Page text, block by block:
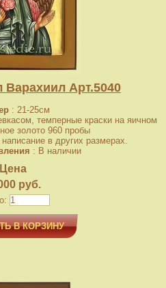
Варахиил Арт.5040
: 21-25см
темперные краски на яичном
золото 960 пробы
в других размерах.
: В наличии
Цена
руб.
В КОРЗИНУ